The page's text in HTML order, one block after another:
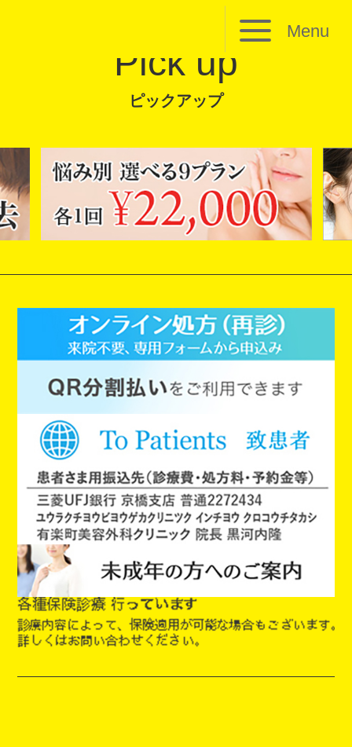
Menu
Pick up
ピックアップ